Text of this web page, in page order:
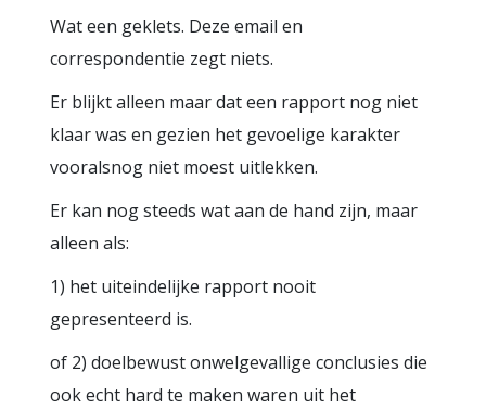
Wat een geklets. Deze email en
correspondentie zegt niets.
Er blijkt alleen maar dat een rapport nog niet
klaar was en gezien het gevoelige karakter
vooralsnog niet moest uitlekken.
Er kan nog steeds wat aan de hand zijn, maar
alleen als:
1) het uiteindelijke rapport nooit
gepresenteerd is.
of 2) doelbewust onwelgevallige conclusies die
ook echt hard te maken waren uit het